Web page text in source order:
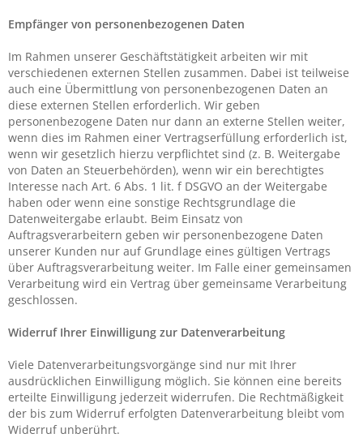
Empfänger von personenbezogenen Daten
Im Rahmen unserer Geschäftstätigkeit arbeiten wir mit
verschiedenen externen Stellen zusammen. Dabei ist teilweise
auch eine Übermittlung von personenbezogenen Daten an
diese externen Stellen erforderlich. Wir geben
personenbezogene Daten nur dann an externe Stellen weiter,
wenn dies im Rahmen einer Vertragserfüllung erforderlich ist,
wenn wir gesetzlich hierzu verpflichtet sind (z. B. Weitergabe
von Daten an Steuerbehörden), wenn wir ein berechtigtes
Interesse nach Art. 6 Abs. 1 lit. f DSGVO an der Weitergabe
haben oder wenn eine sonstige Rechtsgrundlage die
Datenweitergabe erlaubt. Beim Einsatz von
Auftragsverarbeitern geben wir personenbezogene Daten
unserer Kunden nur auf Grundlage eines gültigen Vertrags
über Auftragsverarbeitung weiter. Im Falle einer gemeinsamen
Verarbeitung wird ein Vertrag über gemeinsame Verarbeitung
geschlossen.
Widerruf Ihrer Einwilligung zur Datenverarbeitung
Viele Datenverarbeitungsvorgänge sind nur mit Ihrer
ausdrücklichen Einwilligung möglich. Sie können eine bereits
erteilte Einwilligung jederzeit widerrufen. Die Rechtmäßigkeit
der bis zum Widerruf erfolgten Datenverarbeitung bleibt vom
Widerruf unberührt.